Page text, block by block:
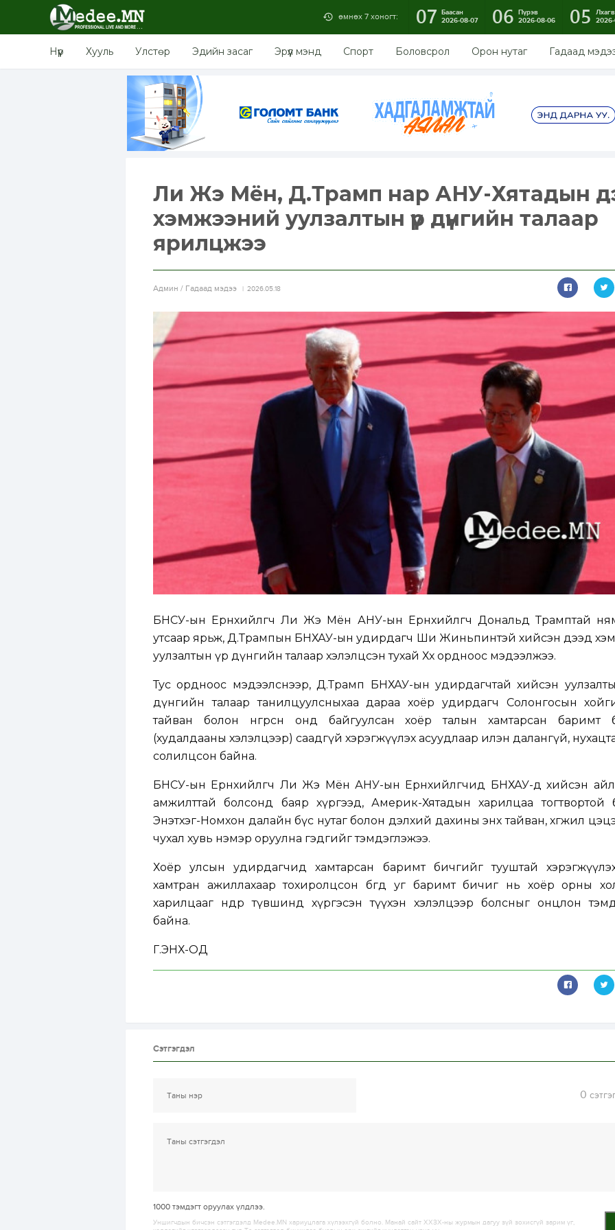
өмнөх 7 хоногт: 07 Баасан
2026-08-07
06 Пүрэв
2026-08-06
05
Нүүр Хууль Улстөр Эдийн засаг Эрүүл мэнд Спорт Боловсрол Орон нутаг Гадаад
Ли Жэ Мён, Д.Трамп нар АНУ-Хятадын
хэмжээний уулзалтын үр дүнгийн талаар
ярилцжээ
Aдмин / Гадаад мэдээ 2026.05.18
БНСУ-ын Ерөнхийлөгч Ли Жэ Мён АНУ-ын Ерөнхийлөгч Дональд Трамптай
утсаар ярьж, Д.Трампын БНХАУ-ын удирдагч Ши Жиньпинтэй хийсэн дээд
уулзалтын үр дүнгийн талаар хэлэлцсэн тухай Хөх ордноос мэдээлжээ.
Тус ордноос мэдээлснээр, Д.Трамп БНХАУ-ын удирдагчтай хийсэн
дүнгийн талаар танилцуулсныхаа дараа хоёр удирдагч Солонгосын
тайван болон өнгөрсөн онд байгуулсан хоёр талын хамтарсан баримт
(худалдааны хэлэлцээр) саадгүй хэрэгжүүлэх асуудлаар илэн далангүй,
солилцсон байна.
БНСУ-ын Ерөнхийлөгч Ли Жэ Мён АНУ-ын Ерөнхийлөгчид БНХАУ-д хийсэн
амжилттай болсонд баяр хүргээд, Америк-Хятадын харилцаа тогтвортой
Энэтхэг-Номхон далайн бүс нутаг болон дэлхий дахины энх тайван, хөгжил
чухал хувь нэмэр оруулна гэдгийг тэмдэглэжээ.
Хоёр улсын удирдагчид хамтарсан баримт бичгийг тууштай
хамтран ажиллахаар тохиролцсон бөгөөд уг баримт бичиг нь хоёр орны
харилцааг өндөр түвшинд хүргэсэн түүхэн хэлэлцээр болсныг онцлон
байна.
Г.ЭНХ-ОД
Сэтгэгдэл
0
1000 тэмдэгт оруулах үлдлээ.
Уншигчдын бичсэн сэтгэгдэлд Medee.MN хариуцлага хүлээхгүй болно. Манай сайт ХХЗХ-ны журмын дагуу зүй зохисгүй зарим үг,